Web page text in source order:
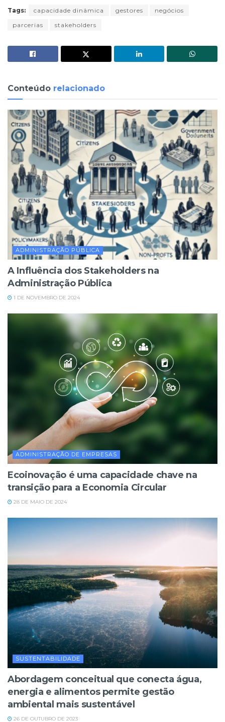
Tags: capacidade dinâmica gestores
negócios
parcerias
stakeholders
Conteúdo relacionado
ADMINISTRAÇÃO PÚBLICA
A Influência dos Stakeholders na
Administração Pública
1 DE NOVEMBRO DE 2024
ADMINISTRAÇÃO DE EMPRESAS
Ecoinovação é uma capacidade chave na
transição para a Economia Circular
28 DE MAIO DE 2024
SUSTENTABILIDADE
Abordagem conceitual que conecta água,
energia e alimentos permite gestão
ambiental mais sustentável
26 DE OUTUBRO DE 2023